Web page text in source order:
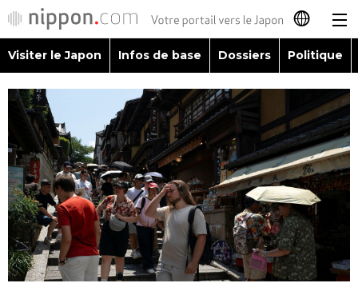
日本語
English
简体字
繁體字
Español
العربية
Visiter le Japon
Infos de base
Dossiers
Visiter le Japon Infos de base Dossiers Politique